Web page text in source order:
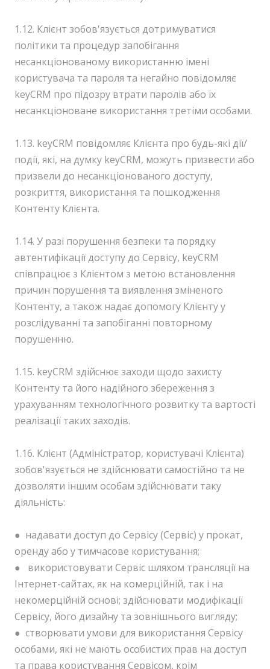
1.12. Клієнт зобов'язується дотримуватися
політики та процедур запобігання
несанкціонованому використанню імені
користувача та пароля та негайно повідомляє
keyCRM про підозру втрати паролів або їх
несанкціоноване використання третіми особами.
1.13. keyCRM повідомляє Клієнта про будь-які дії/
події, які, на думку keyCRM, можуть призвести або
призвели до несанкціонованого доступу,
розкриття, використання та пошкодження
Контенту Клієнта.
1.14. У разі порушення безпеки та порядку
автентифікації доступу до Сервісу, keyCRM
співпрацює з Клієнтом з метою встановлення
причин порушення та виявлення зміненого
Контенту, а також надає допомогу Клієнту у
розслідуванні та запобіганні повторному
порушенню.
1.15. keyCRM здійснює заходи щодо захисту
Контенту та його надійного збереження з
урахуванням технологічного розвитку та вартості
реалізації таких заходів.
1.16. Клієнт (Адміністратор, користувачі Клієнта)
зобов'язується не здійснювати самостійно та не
дозволяти іншим особам здійснювати таку
діяльність:
● надавати доступ до Сервісу (Сервіс) у прокат,
оренду або у тимчасове користування;
● використовувати Сервіс шляхом трансляції на
Інтернет-сайтах, як на комерційній, так і на
некомерційній основі; здійснювати модифікації
Сервісу, його дизайну та зовнішнього вигляду;
● створювати умови для використання Сервісу
особами, які не мають особистих прав на доступ
та права користування Сервісом, крім